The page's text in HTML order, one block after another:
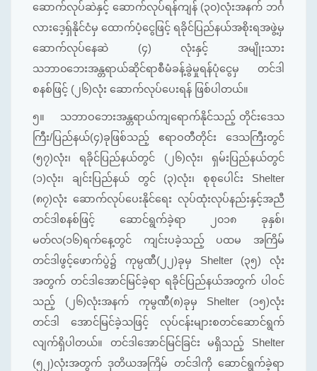
ဆောက်လုပ်ဆဲနှင့် ဆောက်လုပ်ရန်ကျန် (၃၀)လုံးအနက် ဘင်္ဂ
လားဒေ့ရှ်နိုင်ငံမှ ထောက်ပံ့ငွေဖြင့် ရခိုင်ပြည်နယ်အစိုးရအဖွဲ့မှ
ဆောက်လုပ်နေဆဲ (၄) လုံးနှင့် အမျိုးသား
သဘာ၀ဘေးအန္တရာယ်ဆိုင်ရာစီမံခန့်ခွဲမှုရန်ပုံငွေမှ တင်ဒါ
စနစ်ဖြင့် (၂၆)လုံး ဆောက်လုပ်ပေးရန် ဖြစ်ပါတယ်။
၅။
သဘာဝဘေးအန္တရာယ်ကျရောက်နိုင်သည့် တိုင်းဒေသ
ကြီး/ပြည်နယ်(၄)ခုဖြစ်သည့် ဧရာဝတီတိုင်း ဒေသကြီးတွင်
(၅၇)လုံး၊ ရခိုင်ပြည်နယ်တွင် (၂၆)လုံး၊ ရှမ်းပြည်နယ်တွင်
(၁)လုံး၊ ချင်းပြည်နယ် တွင် (၃)လုံး၊ စုစုပေါင်း Shelter
(၈၇)လုံး ဆောက်လုပ်ပေးနိုင်ရေး လုပ်ထုံးလုပ်နည်းနှင့်အညီ
တင်ဒါစနစ်ဖြင့် ဆောင်ရွက်ခဲ့ရာ ၂၀၁၈ ခုနှစ်၊
မတ်လ(၁၆)ရက်နေ့တွင် ကျင်းပခဲ့သည့် ပထမ အကြိမ်
တင်ဒါဖွင့်ဖောက်ပွဲ၌ ကုမ္ပဏီ(၂၂)ခုမှ Shelter (၃၅) လုံး
အတွက် တင်ဒါအောင်မြင်ခဲ့ရာ ရခိုင်ပြည်နယ်အတွက် ပါဝင်
သည့် (၂၆)လုံးအနက် ကုမွဏီ(၈)ခုမှ Shelter (၁၅)လုံး
တင်ဒါ အောင်မြင်ခဲ့သဖြင့် လုပ်ငန်းများစတင်ဆောင်ရွက်
လျက်ရှိပါတယ်။ တင်ဒါအောင်မြင်ခြင်း မရှိသည့် Shelter
(၅၂)လုံးအတွက် ဒုတိယအကြိမ် တင်ဒါကို ဆောင်ရွက်ခဲ့ရာ